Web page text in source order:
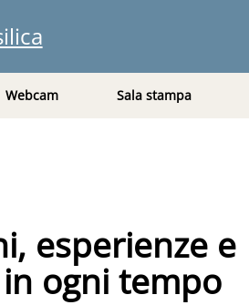
Webcam Sala stampa
esperienze e
ogni tempo